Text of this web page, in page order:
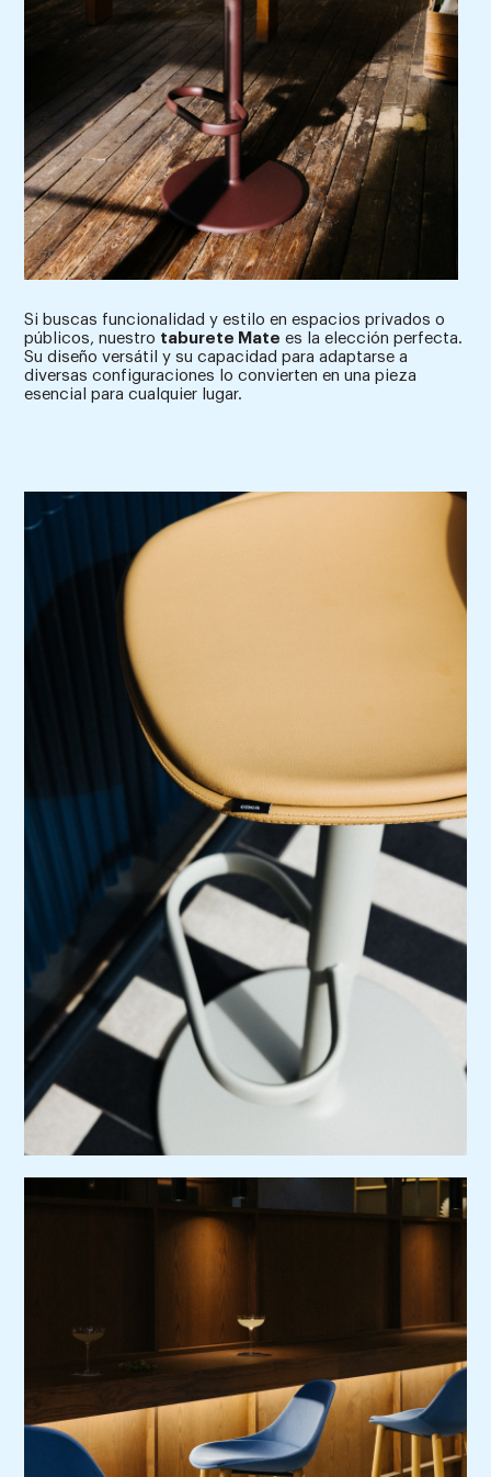
Si buscas funcionalidad y estilo en espacios privados o
públicos, nuestro taburete Mate es la elección perfecta.
Su diseño versátil y su capacidad para adaptarse a
diversas configuraciones lo convierten en una pieza
esencial para cualquier lugar.